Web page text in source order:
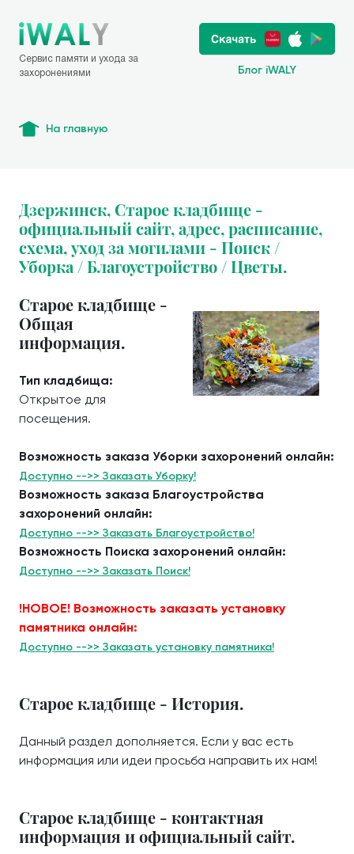
Сервис памяти и ухода за
захоронениями
Блог iWALY
На главную
Дзержинск, Старое кладбище -
официальный сайт, адрес, расписание,
схема, уход за могилами - Поиск /
Уборка / Благоустройство / Цветы.
Старое кладбище -
Общая
информация.
Тип кладбища:
Открытое для
посещения.
Возможность заказа Уборки захоронений онлайн:
Доступно -->> Заказать Уборку!
Возможность заказа Благоустройства
захоронений онлайн:
Доступно -->> Заказать Благоустройство!
Возможность Поиска захоронений онлайн:
Доступно -->> Заказать Поиск!
!НОВОЕ! Возможность заказать установку
памятника онлайн:
Доступно -->> Заказать установку памятника!
Старое кладбище - История.
Данный раздел дополняется. Если у вас есть
информация или идеи просьба направить их нам!
Старое кладбище - контактная
информация и официальный сайт.